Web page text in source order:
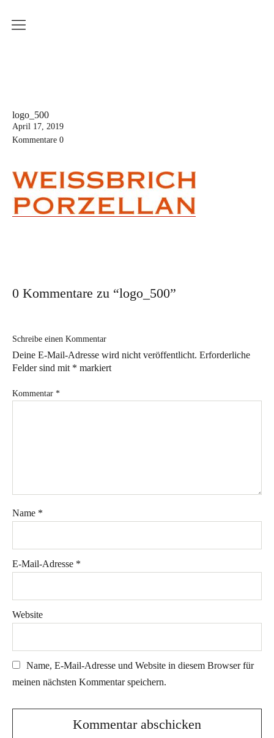
Küchenserie
Workshops
Ausstellungen
Ausstellungs- und Markttermine 2026
Vergangene Ausstellungen
logo_500
April 17, 2019
Kommentare 0
0 Kommentare zu “logo_500”
Schreibe einen Kommentar
Deine E-Mail-Adresse wird nicht veröffentlicht. Erforderliche
Felder sind mit * markiert
Kommentar *
Name *
E-Mail-Adresse *
Website
Name, E-Mail-Adresse und Website in diesem Browser für
meinen nächsten Kommentar speichern.